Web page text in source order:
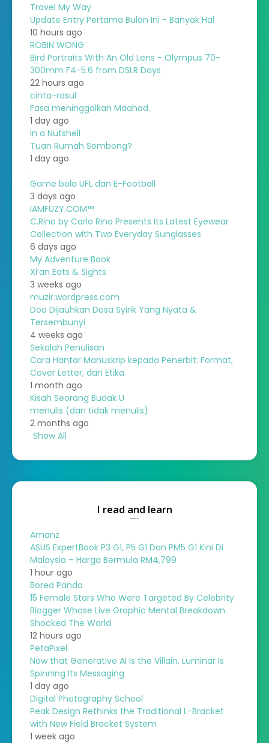
Travel My Way
Update Entry Pertama Bulan Ini - Banyak Hal
10 hours ago
ROBIN WONG
Bird Portraits With An Old Lens - Olympus 70-
300mm F4-5.6 from DSLR Days
22 hours ago
cinta-rasul
Fasa meninggalkan Maahad.
1 day ago
In a Nutshell
Tuan Rumah Sombong?
1 day ago
.
Game bola UFL dan E-Football
3 days ago
IAMFUZY.COM™
C.Rino by Carlo Rino Presents Its Latest Eyewear
Collection with Two Everyday Sunglasses
6 days ago
My Adventure Book
Xi’an Eats & Sights
3 weeks ago
muzir.wordpress.com
Doa Dijauhkan Dosa Syirik Yang Nyata &
Tersembunyi
4 weeks ago
Sekolah Penulisan
Cara Hantar Manuskrip kepada Penerbit: Format,
Cover Letter, dan Etika
1 month ago
Kisah Seorang Budak U
menulis (dan tidak menulis)
2 months ago
Show All
I read and learn
Amanz
ASUS ExpertBook P3 G1, P5 G1 Dan PM5 G1 Kini Di
Malaysia – Harga Bermula RM4,799
1 hour ago
Bored Panda
15 Female Stars Who Were Targeted By Celebrity
Blogger Whose Live Graphic Mental Breakdown
Shocked The World
12 hours ago
PetaPixel
Now that Generative AI Is the Villain, Luminar Is
Spinning Its Messaging
1 day ago
Digital Photography School
Peak Design Rethinks the Traditional L-Bracket
with New Field Bracket System
1 week ago